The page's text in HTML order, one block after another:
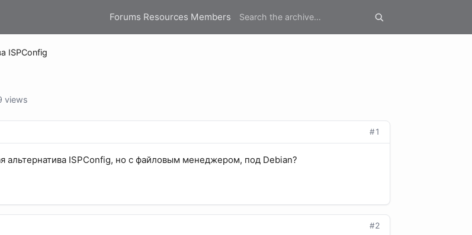
Forums Resources Members
ISPConfig
views
#1
альтернатива ISPConfig, но с файловым менеджером, под Debian?
#2